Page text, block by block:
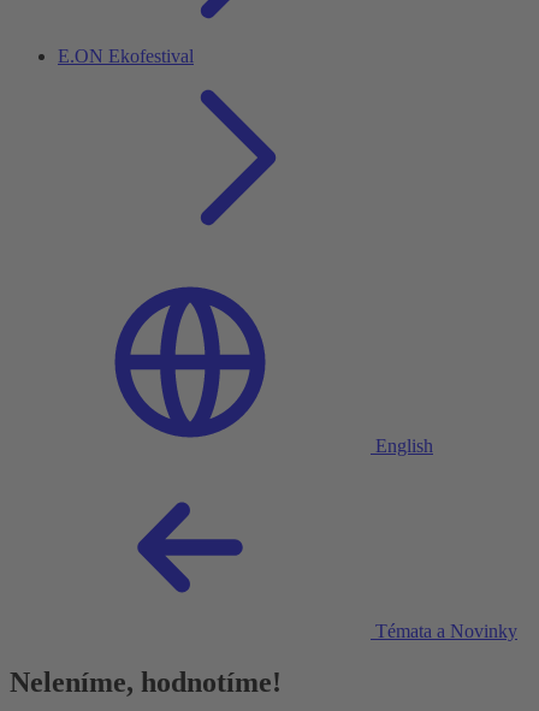
E.ON Ekofestival
English
Témata a Novinky
Neleníme, hodnotíme!